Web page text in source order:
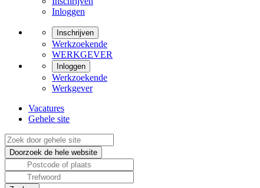
Inloggen
Inschrijven
Werkzoekende
WERKGEVER
Inloggen
Werkzoekende
Werkgever
Vacatures
Gehele site